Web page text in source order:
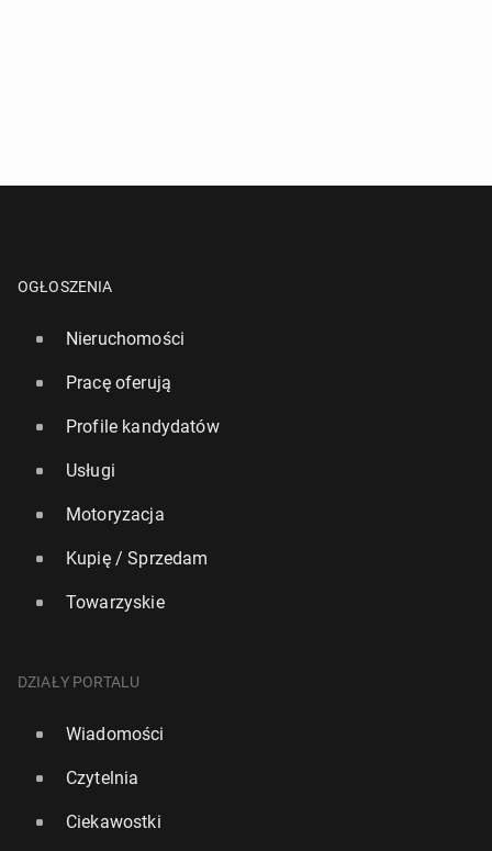
OGŁOSZENIA
Nieruchomości
Pracę oferują
Profile kandydatów
Usługi
Motoryzacja
Kupię / Sprzedam
Towarzyskie
DZIAŁY PORTALU
Wiadomości
Czytelnia
Ciekawostki